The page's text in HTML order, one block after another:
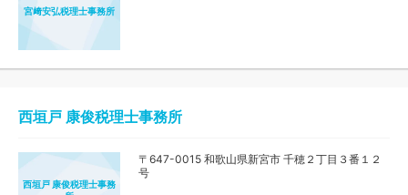
宮﨑安弘税理士事務所
西垣戸 康俊税理士事務所
西垣戸 康俊税理士事務
〒647-0015 和歌山県新宮市 千穂２丁目３番１２
号